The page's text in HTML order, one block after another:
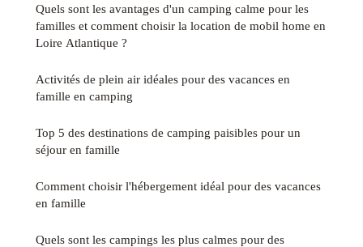
Quels sont les avantages d'un camping calme pour les
familles et comment choisir la location de mobil home en
Loire Atlantique ?
Activités de plein air idéales pour des vacances en
famille en camping
Top 5 des destinations de camping paisibles pour un
séjour en famille
Comment choisir l'hébergement idéal pour des vacances
en famille
Quels sont les campings les plus calmes pour des